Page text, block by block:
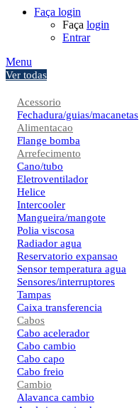
Faça login
Faça login
Entrar
Menu
Ver todas
Acessorio
Fechadura/guias/macanetas
Alimentacao
Flange bomba
Arrefecimento
Cano/tubo
Eletroventilador
Helice
Intercooler
Mangueira/mangote
Polia viscosa
Radiador agua
Reservatorio expansao
Sensor temperatura agua
Sensores/interruptores
Tampas
Caixa transferencia
Cabos
Cabo acelerador
Cabo cambio
Cabo capo
Cabo freio
Cambio
Alavanca cambio